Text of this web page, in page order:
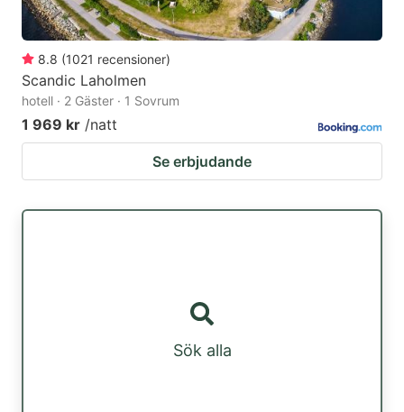
8.8 (1021 recensioner)
Scandic Laholmen
hotell · 2 Gäster · 1 Sovrum
1 969 kr /natt
Se erbjudande
Sök alla